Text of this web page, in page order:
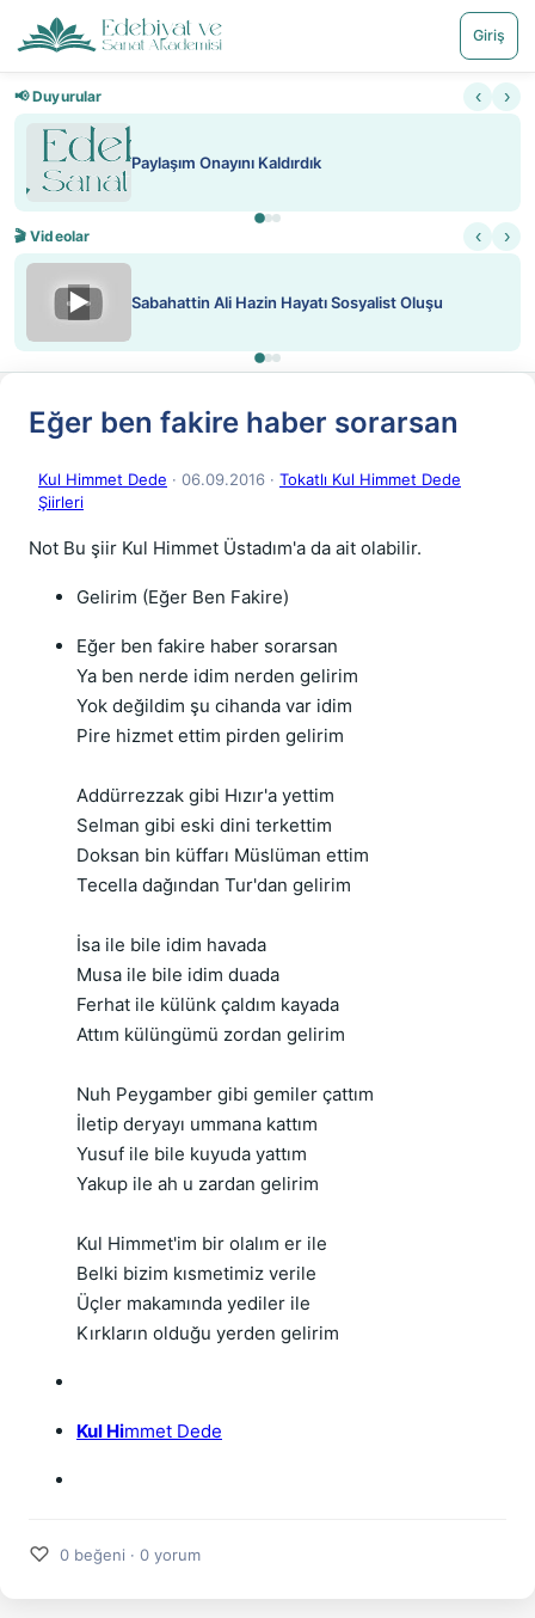
Giriş
📢 Duyurular ‹ ›
Paylaşım Onayını Kaldırdık
🎬 Videolar ‹ ›
▶ Sabahattin Ali Hazin Hayatı Sosyalist Oluşu
Eğer ben fakire haber sorarsan
Kul Himmet Dede · 06.09.2016 · Tokatlı Kul Himmet Dede
Şiirleri
Not Bu şiir Kul Himmet Üstadım'a da ait olabilir.
Gelirim (Eğer Ben Fakire)
Eğer ben fakire haber sorarsan
Ya ben nerde idim nerden gelirim
Yok değildim şu cihanda var idim
Pire hizmet ettim pirden gelirim
Addürrezzak gibi Hızır'a yettim
Selman gibi eski dini terkettim
Doksan bin küffarı Müslüman ettim
Tecella dağından Tur'dan gelirim
İsa ile bile idim havada
Musa ile bile idim duada
Ferhat ile külünk çaldım kayada
Attım külüngümü zordan gelirim
Nuh Peygamber gibi gemiler çattım
İletip deryayı ummana kattım
Yusuf ile bile kuyuda yattım
Yakup ile ah u zardan gelirim
Kul Himmet'im bir olalım er ile
Belki bizim kısmetimiz verile
Üçler makamında yediler ile
Kırkların olduğu yerden gelirim
Kul Himmet Dede
♡ 0 beğeni · 0 yorum